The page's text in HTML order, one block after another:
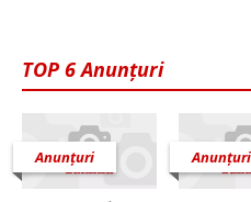
TOP 6 Anunțuri
Anunțuri Anunțuri